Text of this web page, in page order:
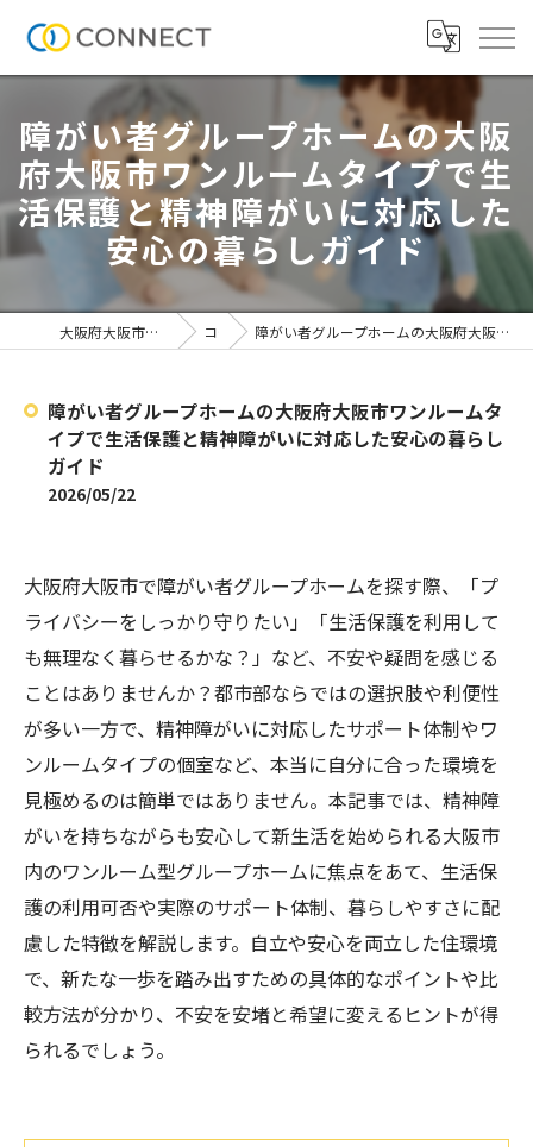
障がい者グループホームの大阪
府大阪市ワンルームタイプで生
活保護と精神障がいに対応した
安心の暮らしガイド
大阪府大阪市の介護施設なら株式会社CONNECT コラム 障がい者グループホームの大阪府大阪市ワンルームタイプで生活保護と精神障がいに対応した安心の暮らしガイド
障がい者グループホームの大阪府大阪市ワンルームタ
イプで生活保護と精神障がいに対応した安心の暮らし
ガイド
2026/05/22
大阪府大阪市で障がい者グループホームを探す際、「プ
ライバシーをしっかり守りたい」「生活保護を利用して
も無理なく暮らせるかな？」など、不安や疑問を感じる
ことはありませんか？都市部ならではの選択肢や利便性
が多い一方で、精神障がいに対応したサポート体制やワ
ンルームタイプの個室など、本当に自分に合った環境を
見極めるのは簡単ではありません。本記事では、精神障
がいを持ちながらも安心して新生活を始められる大阪市
内のワンルーム型グループホームに焦点をあて、生活保
護の利用可否や実際のサポート体制、暮らしやすさに配
慮した特徴を解説します。自立や安心を両立した住環境
で、新たな一歩を踏み出すための具体的なポイントや比
較方法が分かり、不安を安堵と希望に変えるヒントが得
られるでしょう。